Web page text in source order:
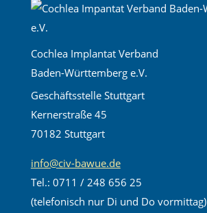
Cochlea Implantat Verband
Baden-Württemberg e.V.
Geschäftsstelle Stuttgart
Kernerstraße 45
70182 Stuttgart
info@civ-bawue.de
Tel.: 0711 / 248 656 25
(telefonisch nur Di und Do vormittag)